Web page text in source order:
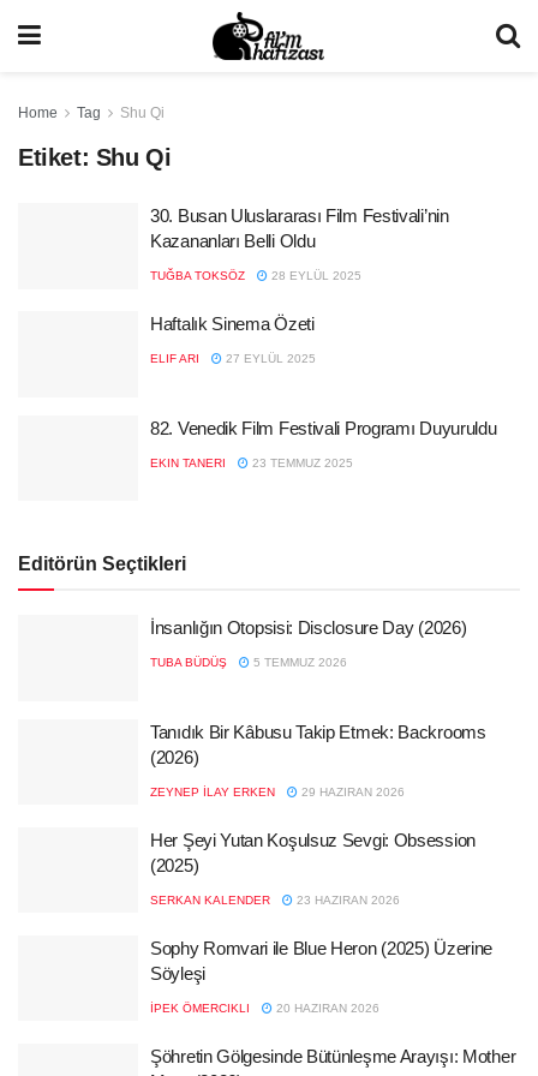
Home Tag Shu Qi
Etiket: Shu Qi
30. Busan Uluslararası Film Festivali’nin
Kazananları Belli Oldu
TUĞBA TOKSÖZ 28 EYLÜL 2025
Haftalık Sinema Özeti
ELIF ARI 27 EYLÜL 2025
82. Venedik Film Festivali Programı Duyuruldu
EKIN TANERI 23 TEMMUZ 2025
Editörün Seçtikleri
İnsanlığın Otopsisi: Disclosure Day (2026)
TUBA BÜDÜŞ 5 TEMMUZ 2026
Tanıdık Bir Kâbusu Takip Etmek: Backrooms
(2026)
ZEYNEP İLAY ERKEN 29 HAZIRAN 2026
Her Şeyi Yutan Koşulsuz Sevgi: Obsession
(2025)
SERKAN KALENDER 23 HAZIRAN 2026
Sophy Romvari ile Blue Heron (2025) Üzerine
Söyleşi
İPEK ÖMERCIKLI 20 HAZIRAN 2026
Şöhretin Gölgesinde Bütünleşme Arayışı: Mother